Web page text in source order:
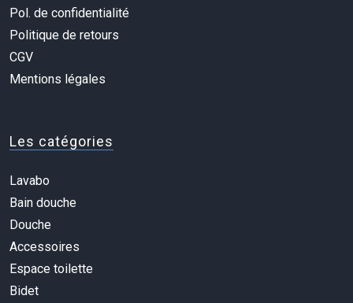
Pol. de confidentialité
Politique de retours
CGV
Mentions légales
Les catégories
Lavabo
Bain douche
Douche
Accessoires
Espace toilette
Bidet